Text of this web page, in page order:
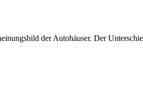
der Autohäuser. Der